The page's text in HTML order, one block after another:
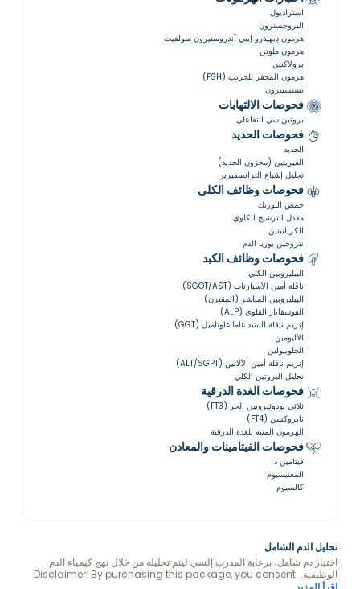
استراديول
البروجسترون
هرمون دِيهيدرو إيبي آندروستيرون سولفيت
هرمون ملوتن
برولاكتين
هرمون المحفز للجريب (FSH)
تستستيرون
فحوصات الالتهابات
بروتين سي التفاعلي
فحوصات الحديد
الحديد
الفيريتين (مخزون الحديد)
تحليل إشباع الترانسفيرين
فحوصات وظائف الكلى
حمض اليوريك
معدل الترشيح الكلوي
الكرياتينين
نتروجين يوريا الدم
فحوصات وظائف الكبد
البيليروبين الكلي
ناقلة أمين الأسبارتات (SGOT/AST)
البيليروبين المباشر (المقترن)
الفوسفاتاز القلوي (ALP)
إنزيم ناقلة الببتيد غاما غلوتاميل (GGT)
الألبومين
الجلوبيولين
إنزيم ناقلة أمين الألانين (ALT/SGPT)
تحليل البروتين الكلي
فحوصات الغدة الدرقية
ثلاثي يودوثيرونين الحر (FT3)
ثايروكسن (FT4)
الهرمون المنبه للغدة الدرقية
فحوصات الفيتامينات والمعادن
فيتامين د
المغنيسيوم
كالسيوم
تحليل الدم الشامل
اختبار دم شامل، برعاية المدرب إلسي ليتم تحليله من خلال نهج كيمياء الدم
الوظيفية. Disclaimer: By purchasing this package, you consent
to Ilse Onderweegs viewing and analyzing your blood test